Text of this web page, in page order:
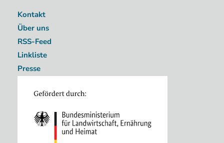
Kontakt
Über uns
RSS-Feed
Linkliste
Presse